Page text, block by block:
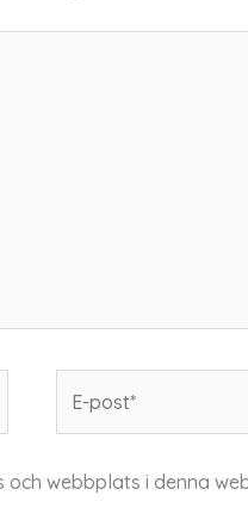
post*
och webbplats i denna